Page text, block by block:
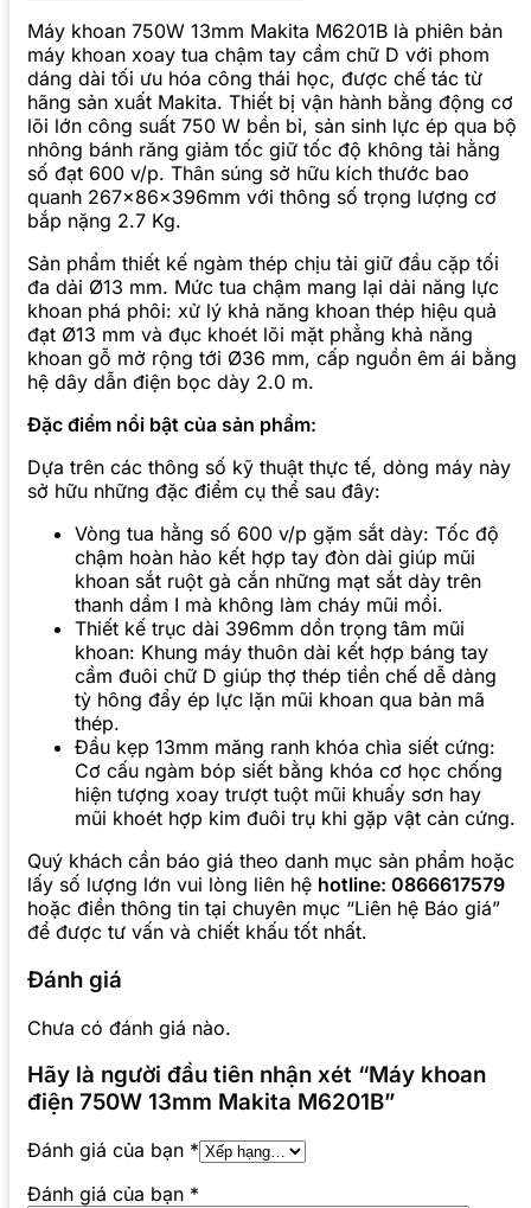
Máy khoan 750W 13mm Makita M6201B là phiên bản
máy khoan xoay tua chậm tay cầm chữ D với phom
dáng dài tối ưu hóa công thái học, được chế tác từ
hãng sản xuất Makita. Thiết bị vận hành bằng động cơ
lõi lớn công suất 750 W bền bỉ, sản sinh lực ép qua bộ
nhông bánh răng giảm tốc giữ tốc độ không tải hằng
số đạt 600 v/p. Thân súng sở hữu kích thước bao
quanh 267x86x396mm với thông số trọng lượng cơ
bắp nặng 2.7 Kg.
Sản phẩm thiết kế ngàm thép chịu tải giữ đầu cặp tối
đa dải Ø13 mm. Mức tua chậm mang lại dải năng lực
khoan phá phôi: xử lý khả năng khoan thép hiệu quả
đạt Ø13 mm và đục khoét lõi mặt phẳng khả năng
khoan gỗ mở rộng tới Ø36 mm, cấp nguồn êm ái bằng
hệ dây dẫn điện bọc dày 2.0 m.
Đặc điểm nổi bật của sản phẩm:
Dựa trên các thông số kỹ thuật thực tế, dòng máy này
sở hữu những đặc điểm cụ thể sau đây:
Vòng tua hằng số 600 v/p gặm sắt dày: Tốc độ
chậm hoàn hảo kết hợp tay đòn dài giúp mũi
khoan sắt ruột gà cắn những mạt sắt dày trên
thanh dầm I mà không làm cháy mũi mồi.
Thiết kế trục dài 396mm dồn trọng tâm mũi
khoan: Khung máy thuôn dài kết hợp báng tay
cầm đuôi chữ D giúp thợ thép tiền chế dễ dàng
tỳ hông đẩy ép lực lặn mũi khoan qua bản mã
thép.
Đầu kẹp 13mm măng ranh khóa chìa siết cứng:
Cơ cấu ngàm bóp siết bằng khóa cơ học chống
hiện tượng xoay trượt tuột mũi khuấy sơn hay
mũi khoét hợp kim đuôi trụ khi gặp vật cản cứng.
Quý khách cần báo giá theo danh mục sản phẩm hoặc
lấy số lượng lớn vui lòng liên hệ hotline: 0866617579
hoặc điền thông tin tại chuyên mục “Liên hệ Báo giá”
để được tư vấn và chiết khấu tốt nhất.
Đánh giá
Chưa có đánh giá nào.
Hãy là người đầu tiên nhận xét “Máy khoan
điện 750W 13mm Makita M6201B”
Đánh giá của bạn *
Đánh giá của bạn *